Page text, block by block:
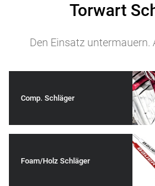
Torwart
Den Einsatz untermauern.
Comp. Schläger
Foam/Holz Schläger